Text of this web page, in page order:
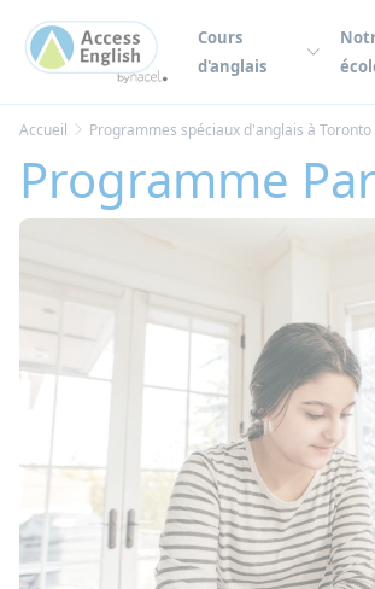
Cours
d'anglais
Accueil Programmes spéciaux d'anglais à Toronto
Programme
Panneau de gestion des cookies